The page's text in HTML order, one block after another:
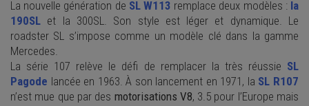
La nouvelle génération de SL W113 remplace deux modèles : la
190SL et la 300SL. Son style est léger et dynamique. Le
roadster SL s’impose comme un modèle clé dans la gamme
Mercedes.
La série 107 relève le défi de remplacer la très réussie SL
Pagode lancée en 1963. À son lancement en 1971, la SL R107
n’est mue que par des motorisations V8, 3.5 pour l’Europe mais